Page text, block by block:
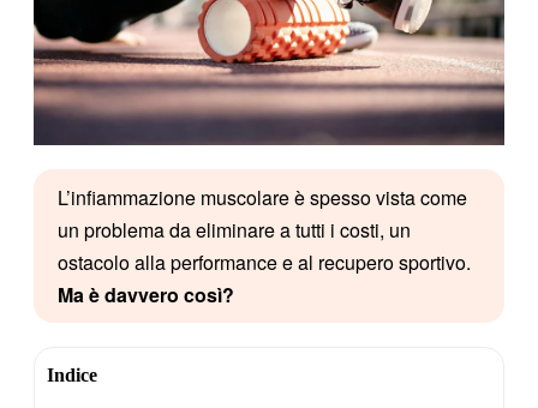
L’infiammazione muscolare è spesso vista come
un problema da eliminare a tutti i costi, un
ostacolo alla performance e al recupero sportivo.
Ma è davvero così?
Indice